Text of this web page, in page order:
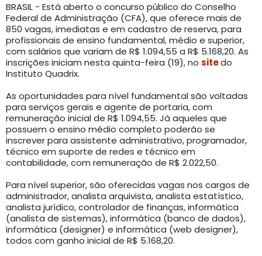
BRASIL - Está aberto o concurso público do Conselho
Federal de Administração (CFA), que oferece mais de
850 vagas, imediatas e em cadastro de reserva, para
profissionais de ensino fundamental, médio e superior,
com salários que variam de R$ 1.094,55 a R$ 5.168,20. As
inscrições iniciam nesta quinta-feira (19), no sitedo
Instituto Quadrix.
As oportunidades para nível fundamental são voltadas
para serviços gerais e agente de portaria, com
remuneração inicial de R$ 1.094,55. Já aqueles que
possuem o ensino médio completo poderão se
inscrever para assistente administrativo, programador,
técnico em suporte de redes e técnico em
contabilidade, com remuneração de R$ 2.022,50.
Para nível superior, são oferecidas vagas nos cargos de
administrador, analista arquivista, analista estatístico,
analista jurídico, controlador de finanças, informática
(analista de sistemas), informática (banco de dados),
informática (designer) e informática (web designer),
todos com ganho inicial de R$ 5.168,20.